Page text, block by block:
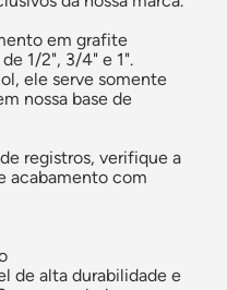
em grafite
1/2", 3/4" e 1".
ele serve somente
nossa base de
registros, verifique a
acabamento com
de alta durabilidade e